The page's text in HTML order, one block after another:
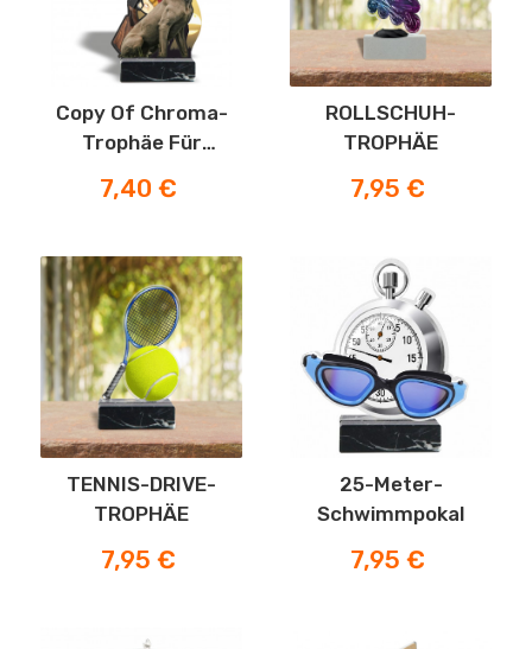
Copy Of Chroma-
Trophäe Für
Preis
7,40 €
ROLLSCHUH-
TROPHÄE
Preis
7,95 €
TENNIS-DRIVE-
TROPHÄE
Preis
7,95 €
25-Meter-
Schwimmpokal
Preis
7,95 €